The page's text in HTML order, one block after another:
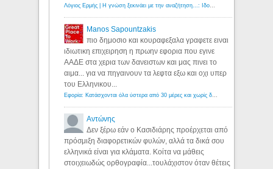
Λόγιος Ερμής | Η γνώση ξεκινάει με την αναζήτηση...: Ιδού οι 18 που χρωστούν 11 δις ευρώ!
Manos Sapountzakis
πιο δημοσιο και κουραφεξαλα γραφετε ειναι
ιδιωτικη επιχειρηση η πρωην εφορια που εγινε
ΑΑΔΕ στα χερια των δανειστων και μας πινει το
αιμα... για να πηγαινουν τα λεφτα εξω και οχι υπερ
του Ελληνικου...
Εφορία: Κατάσχονται όλα ύστερα από 30 μέρες και χωρίς δικαστικές αποφάσεις - Λόγιος Ερμής
Αντώνης
Δεν ξέρω εάν ο Κασιδιάρης προέρχεται από
πρόσμιξη διαφορετικών φυλών, αλλά τα δικά σου
ελληνικά είναι για κλάματα. Κοίτα να μάθεις
στοιχειωδώς ορθογραφία...τουλάχιστον όταν θέτεις